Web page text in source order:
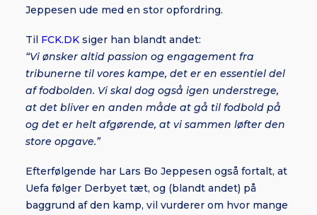
Jeppesen ude med en stor opfordring.
Til FCK.DK siger han blandt andet:
“Vi ønsker altid passion og engagement fra
tribunerne til vores kampe, det er en essentiel del
af fodbolden. Vi skal dog også igen understrege,
at det bliver en anden måde at gå til fodbold på
og det er helt afgørende, at vi sammen løfter den
store opgave.”
Efterfølgende har Lars Bo Jeppesen også fortalt, at
Uefa følger Derbyet tæt, og (blandt andet) på
baggrund af den kamp, vil vurderer om hvor mange